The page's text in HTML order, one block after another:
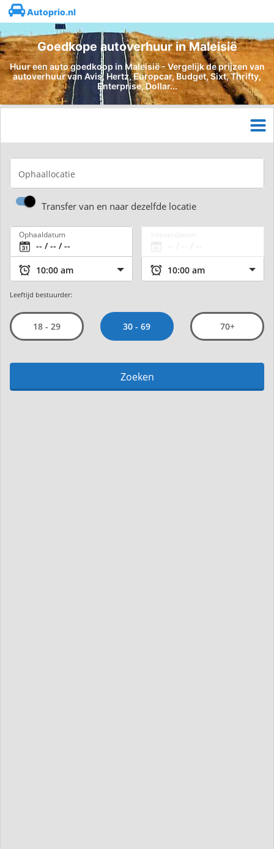
Autoprio.nl
Goedkope autoverhuur in Maleisië
Huur een auto goedkoop in Maleisië - Vergelijk de prijzen van
autoverhuur van Avis, Hertz, Europcar, Budget, Sixt, Thrifty,
Enterprise, Dollar...
Ophaallocatie
Transfer van en naar dezelfde locatie
Ophaaldatum
Leeftijd bestuurder:
18 - 29 30 - 69 70+
Zoeken